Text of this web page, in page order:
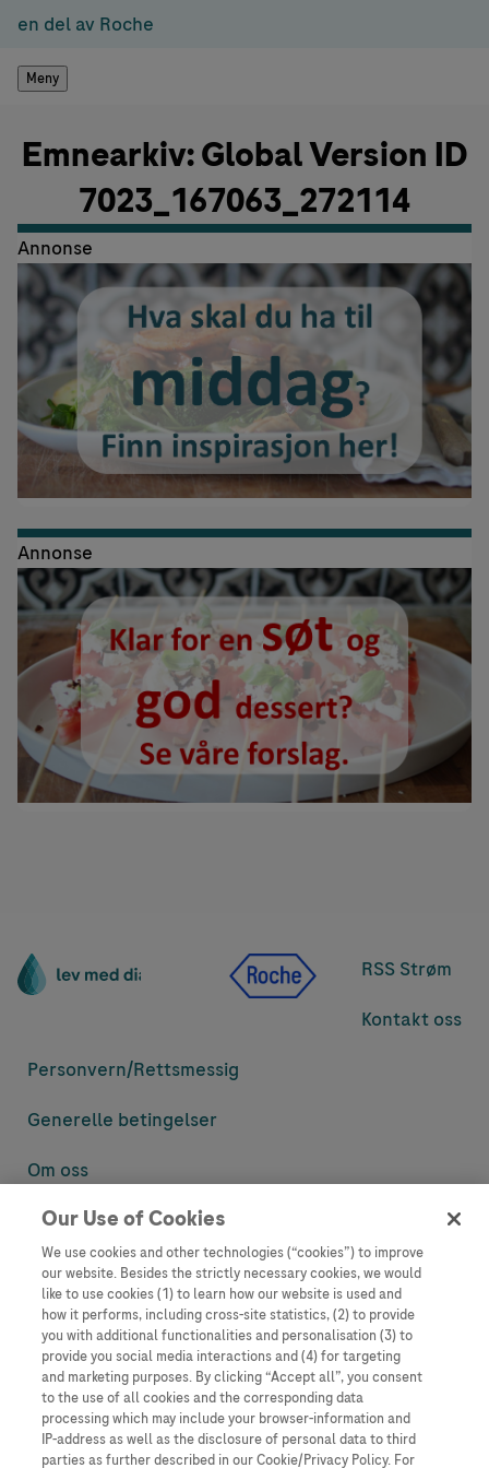
en del av Roche
Meny
Emnearkiv: Global Version ID
7023_167063_272114
Annonse
Annonse
RSS Strøm
Kontakt oss
Personvern/Rettsmessig
Generelle betingelser
Om oss
Denne nettsiden inneholder informasjon som er målsatt til en stor
informasjon som ellers ikke er tilgjengelig eller gyldig i ditt land.
Vennligst vær oppmerksom på at vi ikke tar noe ansvar for tilgang til
informasjon som muligens ikke er i samsvar med noen gyldig juridisk
prosess, regulering, registrering eller bruk i bostedslandet ditt.
Roche har ikke alltid mulighet til å kvalitetssikre andres innlegg, men
vil fjerne villedende eller upassende innlegg så langt det lar seg gjøre.
Vi har ikke ansvar for innhold på eksterne nettsider som det lenkes til.
Kopiering av materiale fra dette nettstedet for bruk annet sted er ikke
tillatt uten avtale. Nettstedet selger plass til annonsører, og slikt
Our Use of Cookies
We use cookies and other technologies (“cookies”) to improve
our website. Besides the strictly necessary cookies, we would
like to use cookies (1) to learn how our website is used and
how it performs, including cross-site statistics, (2) to provide
you with additional functionalities and personalisation (3) to
provide you social media interactions and (4) for targeting
and marketing purposes. By clicking “Accept all”, you consent
to the use of all cookies and the corresponding data
processing which may include your browser-information and
IP-address as well as the disclosure of personal data to third
parties as further described in our Cookie/Privacy Policy. For